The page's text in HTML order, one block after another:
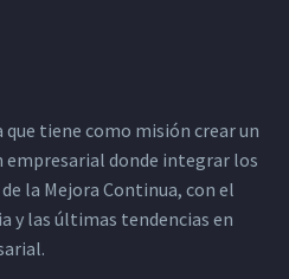
que tiene como misión crear un
empresarial donde integrar los
la Mejora Continua, con el
y las últimas tendencias en